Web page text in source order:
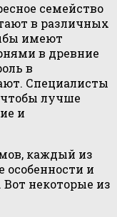
семейство
в различных
имеют
в древние
в
Специалисты
лучше
и
каждый из
и
некоторые из